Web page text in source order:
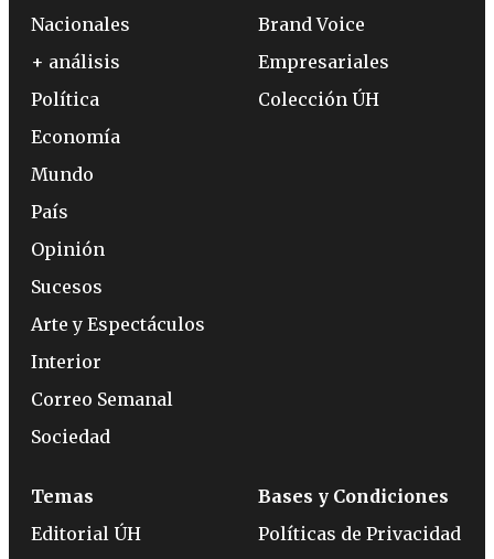
Nacionales
+ análisis
Política
Economía
Mundo
País
Opinión
Sucesos
Arte y Espectáculos
Interior
Correo Semanal
Sociedad
Brand Voice
Empresariales
Colección ÚH
Temas
Editorial ÚH
Bases y Condiciones
Políticas de Privacidad